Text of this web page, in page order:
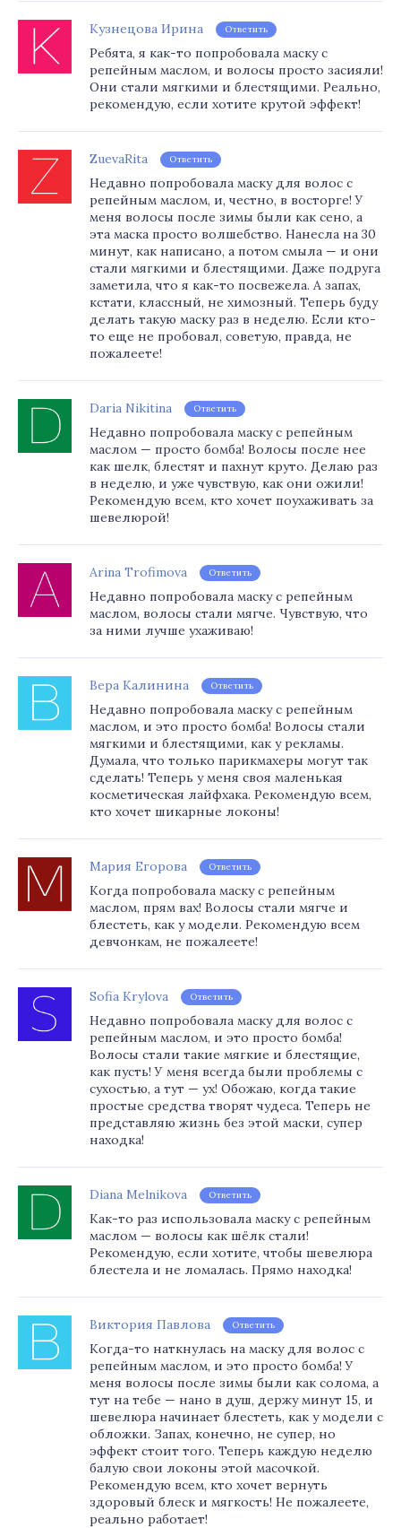
Кузнецова Ирина Ответить
Ребята, я как-то попробовала маску с
репейным маслом, и волосы просто засияли!
Они стали мягкими и блестящими. Реально,
рекомендую, если хотите крутой эффект!
ZuevaRita Ответить
Недавно попробовала маску для волос с
репейным маслом, и, честно, в восторге! У
меня волосы после зимы были как сено, а
эта маска просто волшебство. Нанесла на 30
минут, как написано, а потом смыла — и они
стали мягкими и блестящими. Даже подруга
заметила, что я как-то посвежела. А запах,
кстати, классный, не химозный. Теперь буду
делать такую маску раз в неделю. Если кто-
то еще не пробовал, советую, правда, не
пожалеете!
Daria Nikitina Ответить
Недавно попробовала маску с репейным
маслом — просто бомба! Волосы после нее
как шелк, блестят и пахнут круто. Делаю раз
в неделю, и уже чувствую, как они ожили!
Рекомендую всем, кто хочет поухаживать за
шевелюрой!
Arina Trofimova Ответить
Недавно попробовала маску с репейным
маслом, волосы стали мягче. Чувствую, что
за ними лучше ухаживаю!
Вера Калинина Ответить
Недавно попробовала маску с репейным
маслом, и это просто бомба! Волосы стали
мягкими и блестящими, как у рекламы.
Думала, что только парикмахеры могут так
сделать! Теперь у меня своя маленькая
косметическая лайфхака. Рекомендую всем,
кто хочет шикарные локоны!
Мария Егорова Ответить
Когда попробовала маску с репейным
маслом, прям вах! Волосы стали мягче и
блестеть, как у модели. Рекомендую всем
девчонкам, не пожалеете!
Sofia Krylova Ответить
Недавно попробовала маску для волос с
репейным маслом, и это просто бомба!
Волосы стали такие мягкие и блестящие,
как пусть! У меня всегда были проблемы с
сухостью, а тут — ух! Обожаю, когда такие
простые средства творят чудеса. Теперь не
представляю жизнь без этой маски, супер
находка!
Diana Melnikova Ответить
Как-то раз использовала маску с репейным
маслом — волосы как шёлк стали!
Рекомендую, если хотите, чтобы шевелюра
блестела и не ломалась. Прямо находка!
Виктория Павлова Ответить
Когда-то наткнулась на маску для волос с
репейным маслом, и это просто бомба! У
меня волосы после зимы были как солома, а
тут на тебе — нано в душ, держу минут 15, и
шевелюра начинает блестеть, как у модели с
обложки. Запах, конечно, не супер, но
эффект стоит того. Теперь каждую неделю
балую свои локоны этой масочкой.
Рекомендую всем, кто хочет вернуть
здоровый блеск и мягкость! Не пожалеете,
реально работает!